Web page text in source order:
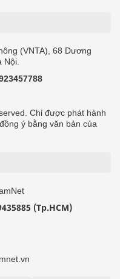
(VNTA), 68 Dương
Nội.
Chỉ được phát hành
ý bằng văn bản của
(Tp.HCM)